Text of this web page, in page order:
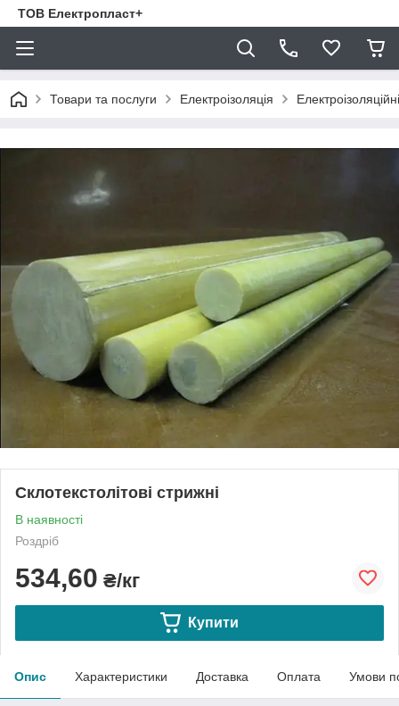
ТОВ Електропласт+
Товари та послуги Електроізоляція
Склотекстолітові стрижні
В наявності
Роздріб
534,60 ₴/кг
Купити
Опис Характеристики Доставка Оплата Умови